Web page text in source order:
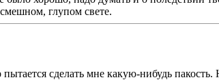
глупом свете.
сделать мне какую-нибудь